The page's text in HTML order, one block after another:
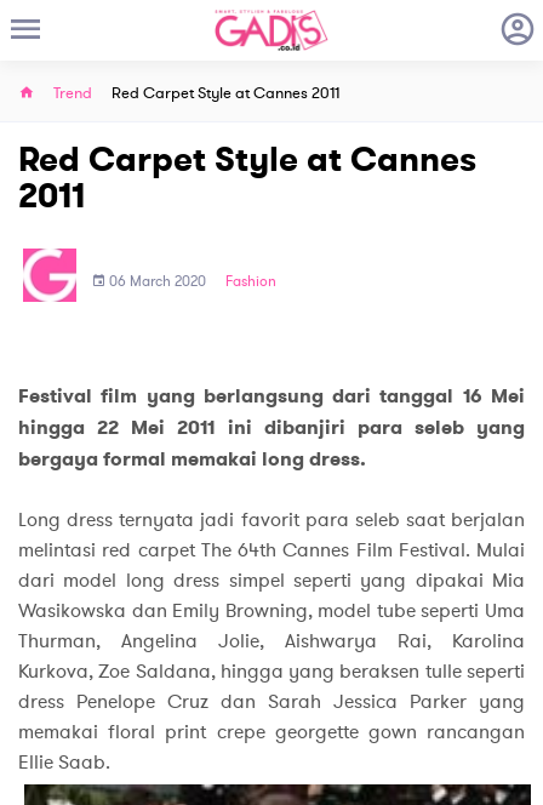
Trend Red Carpet Style at Cannes 2011
Red Carpet Style at Cannes
2011
06 March 2020 Fashion
Festival film yang berlangsung dari tanggal 16 Mei
hingga 22 Mei 2011 ini dibanjiri para seleb yang
bergaya formal memakai long dress.
Long dress ternyata jadi favorit para seleb saat berjalan
melintasi red carpet The 64th Cannes Film Festival. Mulai
dari model long dress simpel seperti yang dipakai Mia
Wasikowska dan Emily Browning, model tube seperti Uma
Thurman, Angelina Jolie, Aishwarya Rai, Karolina
Kurkova, Zoe Saldana, hingga yang beraksen tulle seperti
dress Penelope Cruz dan Sarah Jessica Parker yang
memakai floral print crepe georgette gown rancangan
Ellie Saab.